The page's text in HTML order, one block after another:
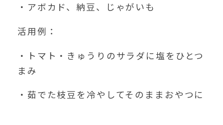
・アボカド、納豆、じゃがいも
活用例：
・トマト・きゅうりのサラダに塩をひとつ
まみ
・茹でた枝豆を冷やしてそのままおやつに